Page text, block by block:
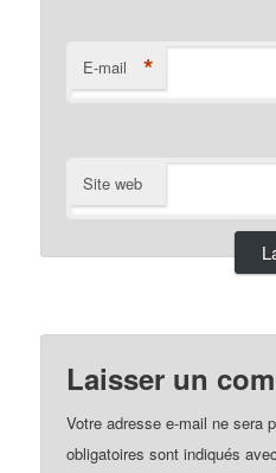
E-mail *
Site web
Laisser un
Votre adresse e-mail ne sera
obligatoires sont indiqués